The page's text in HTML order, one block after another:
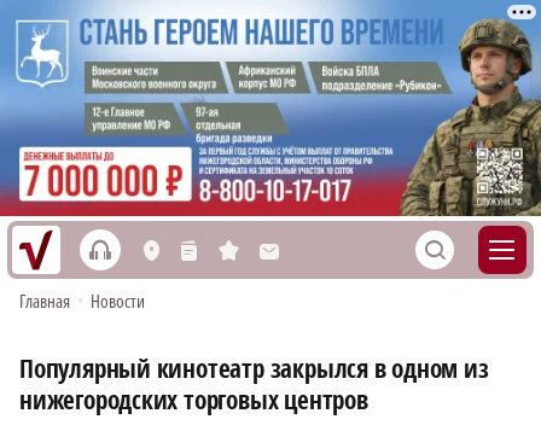
h L n s M S
Главная • Новости
Популярный кинотеатр закрылся в одном из
нижегородских торговых центров